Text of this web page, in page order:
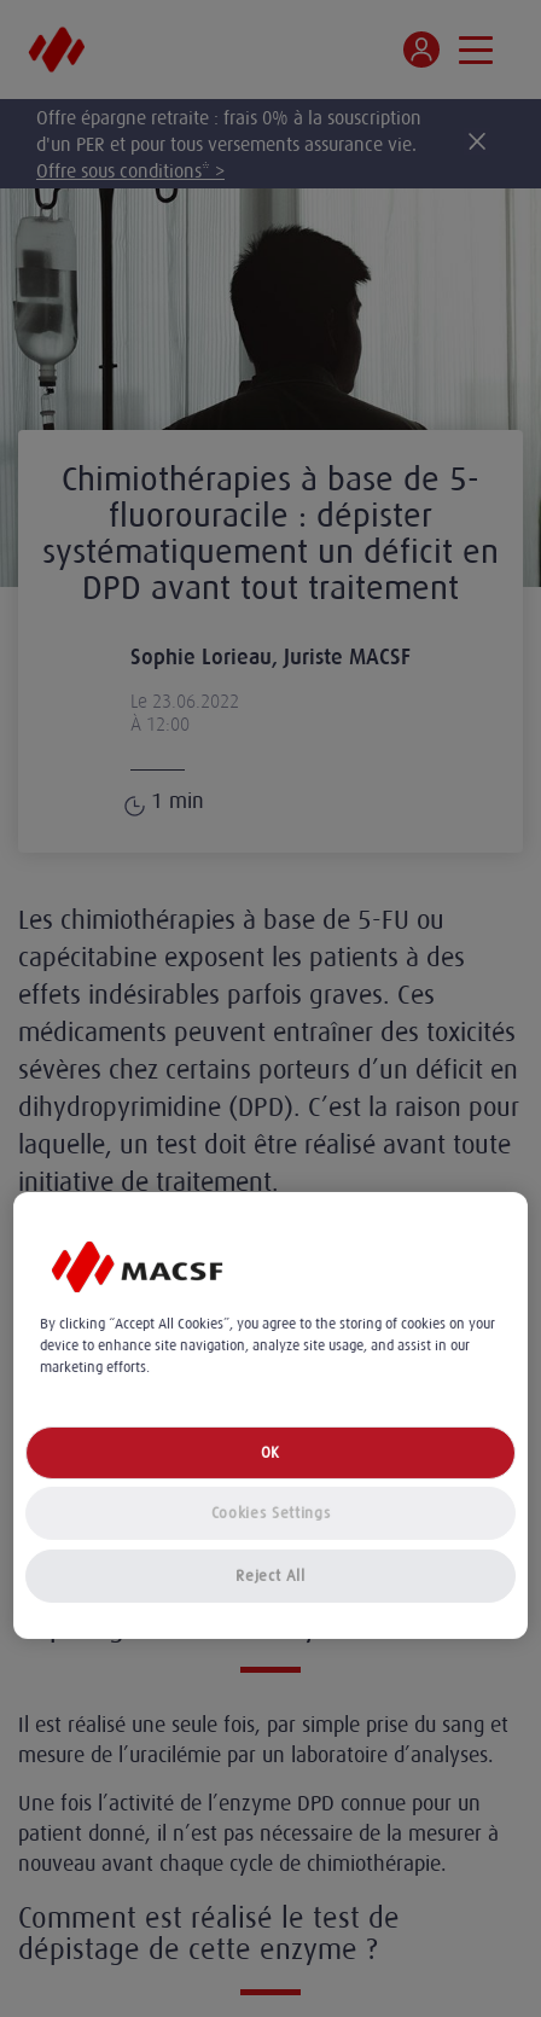
Offre épargne retraite : frais 0% à la souscription
d'un PER et pour tous versements assurance vie.
Offre sous conditions* >
Chimiothérapies à base de 5-
fluorouracile : dépister
systématiquement un déficit en
DPD avant tout traitement
Sophie Lorieau, Juriste MACSF
Le 23.06.2022
À 12:00
1 min
Les chimiothérapies à base de 5-FU ou
capécitabine exposent les patients à des
effets indésirables parfois graves. Ces
médicaments peuvent entraîner des toxicités
sévères chez certains porteurs d’un déficit en
dihydropyrimidine (DPD). C’est la raison pour
laquelle, un test doit être réalisé avant toute
initiative de traitement.
Le logiciel certifié d'aide à la
prescription et dispensation : un outil
précieux
L’Ordre des pharmaciens rappelle que ces logiciels
peuvent alerter les médecins et les pharmaciens de
l’obligation de dépistageavant toute mise sous
Comment est réalisé le test de
Il est réalisé une seule fois, par simple prise du sang et
mesure de l’uracilémie par un laboratoire d’analyses.
Une fois l’activité de l’enzyme DPD connue pour un
patient donné, il n’est pas nécessaire de la mesurer à
nouveau avant chaque cycle de chimiothérapie.
Comment est réalisé le test de
dépistage de cette enzyme ?
By clicking “Accept All Cookies”, you agree to the storing of cookies on your
device to enhance site navigation, analyze site usage, and assist in our
marketing efforts.
Reject All
OK
Cookies Settings